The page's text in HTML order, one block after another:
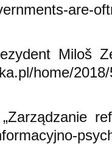
are-
Miloš
home/